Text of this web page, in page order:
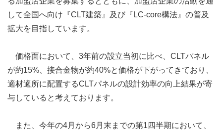
して全国へ向け『CLT建築』及び『LC-core構法』の普及
拡大を目指しています。
価格面において、3年前の設立当初に比べ、CLTパネル
が約15%、接合金物が約40%と価格が下がってきており、
適材適所に配置するCLTパネルの設計効率の向上結果が寄
与していると考えております。
また、今年の4月から6月末までの第1四半期において、